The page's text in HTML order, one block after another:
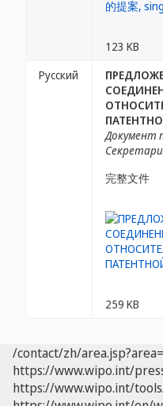
123 KB
Русский
Документ
完整文件
259 KB
/contact/zh/
https://www.wipo.int/
https://www.wipo.int/